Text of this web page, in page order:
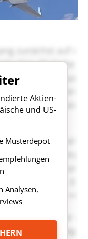
Aktien-
und US-
Musterdepot
Analysen,